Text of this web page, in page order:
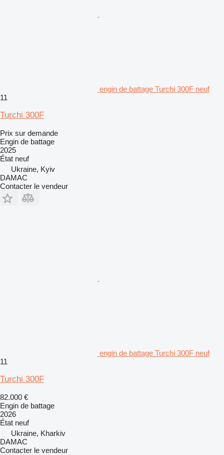
engin de battage Turchi 300F neuf
11
Turchi 300F
Prix sur demande
Engin de battage
2025
État neuf
Ukraine, Kyiv
DAMAC
Contacter le vendeur
engin de battage Turchi 300F neuf
11
Turchi 300F
82.000 €
Engin de battage
2026
État neuf
Ukraine, Kharkiv
DAMAC
Contacter le vendeur